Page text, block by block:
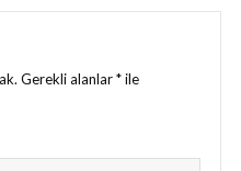
Gerekli alanlar*ile